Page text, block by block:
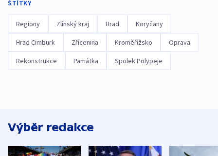
ŠTÍTKY
Regiony Zlínský kraj Hrad Koryčany
Hrad Cimburk Zřícenina Kroměřížsko Oprava
Rekonstrukce Památka Spolek Polypeje
Výběr redakce